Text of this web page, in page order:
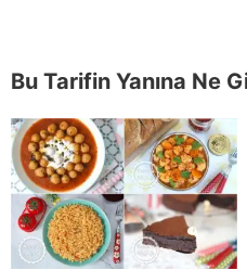
Bu Tarifin Yanına Ne